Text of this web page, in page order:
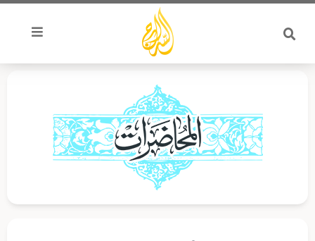
تخطي
المحتوى